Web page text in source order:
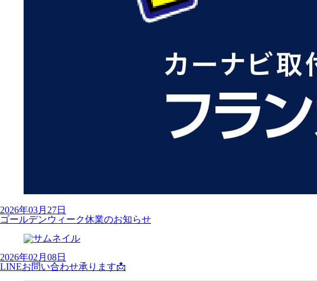
2026年03月27日
ゴールデンウィーク休業のお知らせ
2026年02月08日
LINEお問い合わせ承ります📩